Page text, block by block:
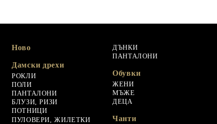
Ново
Дамски дрехи
РОКЛИ
ПОЛИ
ПАНТАЛОНИ
БЛУЗИ, РИЗИ
ПОТНИЦИ
ПУЛОВЕРИ, ЖИЛЕТКИ
ДЪНКИ
ПАНТАЛОНИ
Обувки
ЖЕНИ
МЪЖЕ
ДЕЦА
Чанти